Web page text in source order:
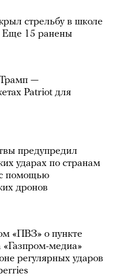
стрельбу в школе
Еще 15 ранены
—
Patriot для
предупредил
ударах по странам
с помощью
дронов
«ПВЗ» о пункте
«Газпром-медиа»
регулярных ударов